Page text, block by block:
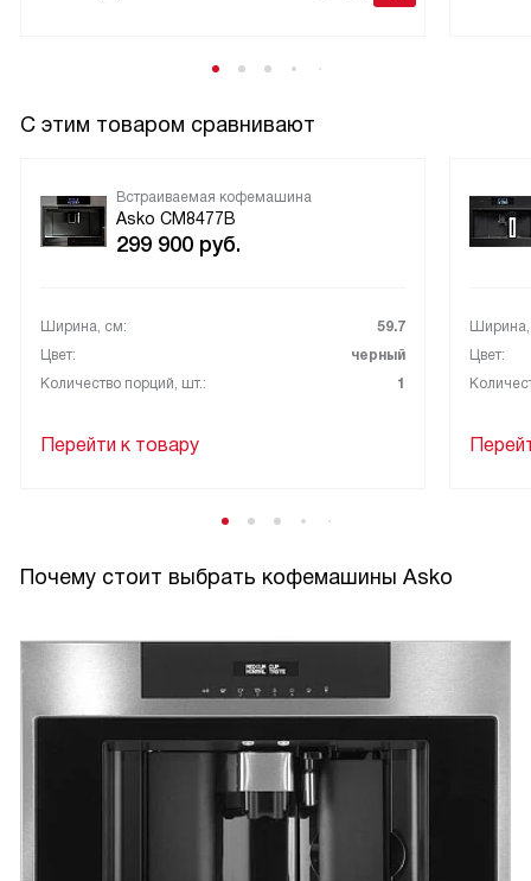
С этим товаром сравнивают
Встраиваемая кофемашина
Asko CM8477B
299 900 руб.
Ширина, см:
59.7
Цвет:
черный
Количество порций, шт.:
1
Перейти к товару
Цвет:
Почему стоит выбрать кофемашины Asko